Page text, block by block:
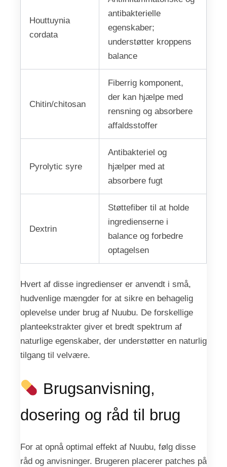
Houttuynia
cordata
antibakterielle
egenskaber;
understøtter kroppens
balance
Chitin/chitosan
Fiberrig komponent,
der kan hjælpe med
rensning og absorbere
affaldsstoffer
Pyrolytic syre
Antibakteriel og
hjælper med at
absorbere fugt
Dextrin
Støttefiber til at holde
ingredienserne i
balance og forbedre
optagelsen
Hvert af disse ingredienser er anvendt i små,
hudvenlige mængder for at sikre en behagelig
oplevelse under brug af Nuubu. De forskellige
planteekstrakter giver et bredt spektrum af
naturlige egenskaber, der understøtter en naturlig
tilgang til velvære.
Brugsanvisning,
dosering og råd til brug
For at opnå optimal effekt af Nuubu, følg disse
råd og anvisninger. Brugeren placerer patches på